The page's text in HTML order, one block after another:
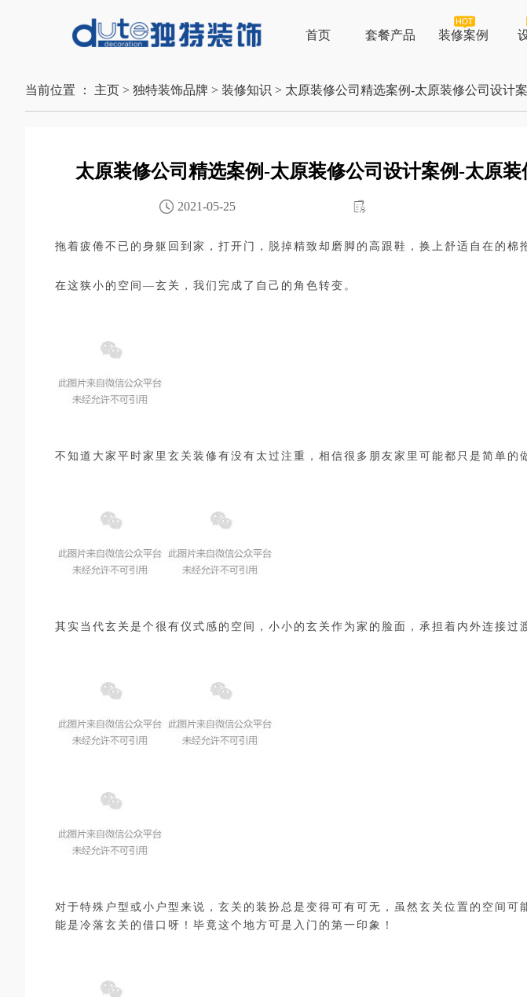
首页 套餐产品
999硬装
装修案例
VR案例
当前位置 ： 主页 > 独特装饰品牌 > 装修知识 > 太原装修公司精选案例-太原装修公司设计
太原装修公司精选案例-太原装修公司设计案例-太原
2021-05-25
拖着疲倦不已的身躯回到家，打开门，脱掉精致却磨脚的高跟鞋，换上舒适自在的棉
在这狭小的空间—玄关，我们完成了自己的角色转变。
不知道大家平时家里玄关装修有没有太过注重，相信很多朋友家里可能都只是简单的
其实当代玄关是个很有仪式感的空间，小小的玄关作为家的脸面，承担着内外连接过
对于特殊户型或小户型来说，玄关的装扮总是变得可有可无，虽然玄关位置的空间可
能是冷落玄关的借口呀！毕竟这个地方可是入门的第一印象！